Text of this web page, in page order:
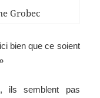
Grobec
bien que ce soient
ils semblent pas